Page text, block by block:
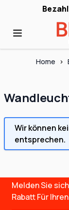
Skip to Content
Home >
Wir können
entsprechen.
Melden Sie
RabattFür